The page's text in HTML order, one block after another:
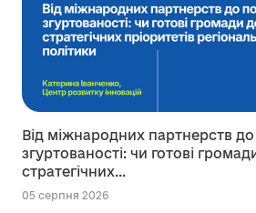
Від міжнародних партнерств до
згуртованості: чи готові
стратегічних...
05 серпня 2026